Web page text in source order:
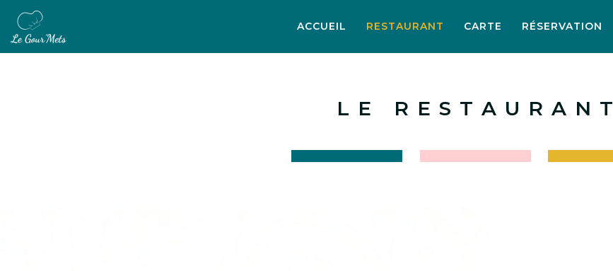
ACCUEIL RESTAURANT CARTE RÉSERVATION
L E R E S T A U R A N T